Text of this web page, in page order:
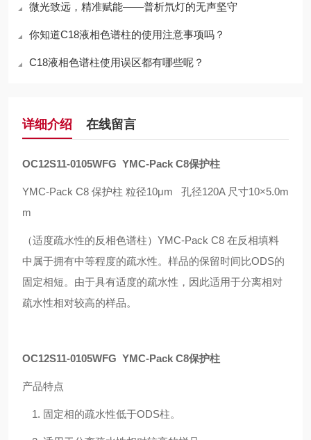
微光致远，精准赋能——普析氘灯的无声坚守
你知道C18液相色谱柱的使用注意事项吗？
C18液相色谱柱使用误区都有哪些呢？
详细介绍 在线留言
OC12S11-0105WFG YMC-Pack C8保护柱
YMC-Pack C8 保护柱 粒径10μm 孔径120A 尺寸10×5.0m
m
（适度疏水性的反相色谱柱） YMC-Pack C8 在反相填料
中属于拥有中等程度的疏水性。样品的保留时间比ODS的
固定相短。由于具有适度的疏水性，因此适用于分离相对
疏水性相对较高的样品。
OC12S11-0105WFG YMC-Pack C8保护柱
产品特点
1. 固定相的疏水性低于ODS柱。